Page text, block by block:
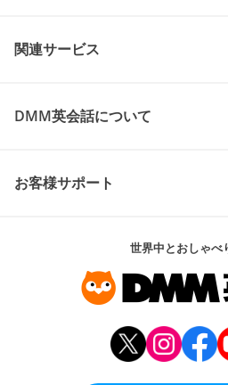
関連サービス
DMM英会話について
お客様サポート
世界中とおしゃべ